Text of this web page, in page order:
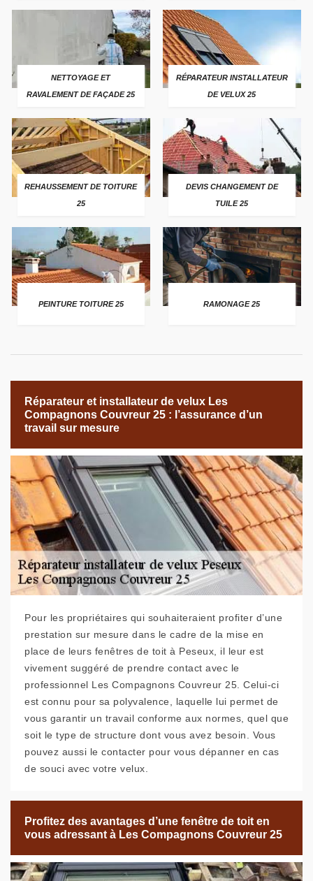
NETTOYAGE ET
RAVALEMENT DE FAÇADE 25
RÉPARATEUR INSTALLATEUR
DE VELUX 25
REHAUSSEMENT DE TOITURE
25
DEVIS CHANGEMENT DE
TUILE 25
PEINTURE TOITURE 25 RAMONAGE 25
Réparateur et installateur de velux Les
Compagnons Couvreur 25 : l’assurance d’un
travail sur mesure
Pour les propriétaires qui souhaiteraient profiter d’une
prestation sur mesure dans le cadre de la mise en
place de leurs fenêtres de toit à Peseux, il leur est
vivement suggéré de prendre contact avec le
professionnel Les Compagnons Couvreur 25. Celui-ci
est connu pour sa polyvalence, laquelle lui permet de
vous garantir un travail conforme aux normes, quel que
soit le type de structure dont vous avez besoin. Vous
pouvez aussi le contacter pour vous dépanner en cas
de souci avec votre velux.
Profitez des avantages d’une fenêtre de toit en
vous adressant à Les Compagnons Couvreur 25